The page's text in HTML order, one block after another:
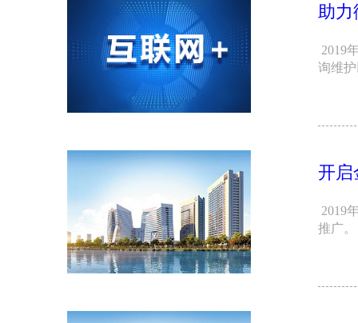
助力
2019
询维
开启
2019
推广